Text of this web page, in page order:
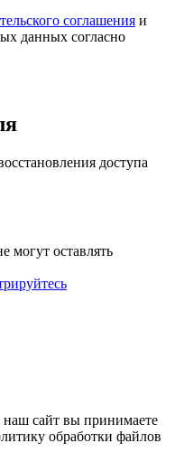
соглашения и
данных согласно
доступа
могут оставлять
наш сайт вы принимаете
обработки файлов